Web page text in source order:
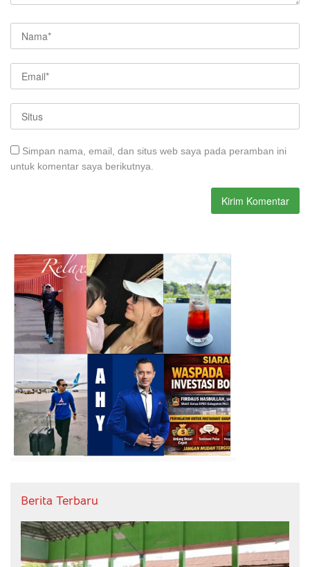
Simpan nama, email, dan situs web saya pada peramban ini
untuk komentar saya berikutnya.
Berita Terbaru